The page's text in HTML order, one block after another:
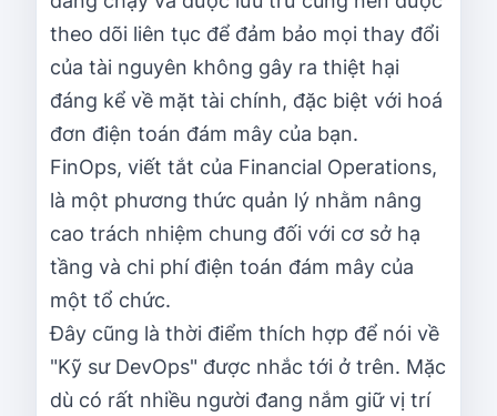
theo dõi liên tục để đảm bảo mọi thay đổi
của tài nguyên không gây ra thiệt hại
đáng kể về mặt tài chính, đặc biệt với hoá
đơn điện toán đám mây của bạn.
FinOps, viết tắt của Financial Operations,
là một phương thức quản lý nhằm nâng
cao trách nhiệm chung đối với cơ sở hạ
tầng và chi phí điện toán đám mây của
một tổ chức.
Đây cũng là thời điểm thích hợp để nói về
"Kỹ sư DevOps" được nhắc tới ở trên. Mặc
dù có rất nhiều người đang nắm giữ vị trí